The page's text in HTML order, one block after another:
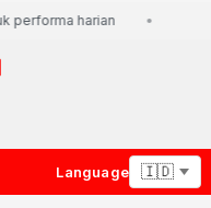
performa harian
Language